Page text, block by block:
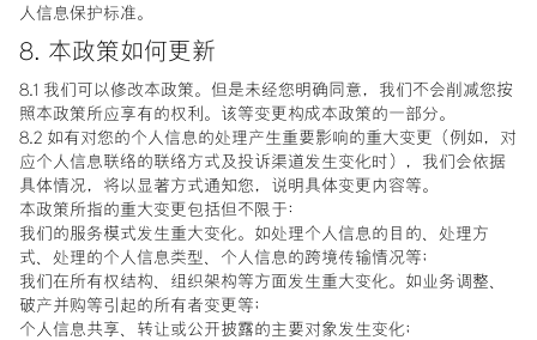
人信息保护标准。
8. 本政策如何更新
8.1 我们可以修改本政策。但是未经您明确同意，我们不会削减您按
照本政策所应享有的权利。该等变更构成本政策的一部分。
8.2 如有对您的个人信息的处理产生重要影响的重大变更（例如，对
应个人信息联络的联络方式及投诉渠道发生变化时），我们会依据
具体情况，将以显著方式通知您，说明具体变更内容等。
本政策所指的重大变更包括但不限于：
我们的服务模式发生重大变化。如处理个人信息的目的、处理方
式、处理的个人信息类型、个人信息的跨境传输情况等；
我们在所有权结构、组织架构等方面发生重大变化。如业务调整、
破产并购等引起的所有者变更等；
个人信息共享、转让或公开披露的主要对象发生变化；